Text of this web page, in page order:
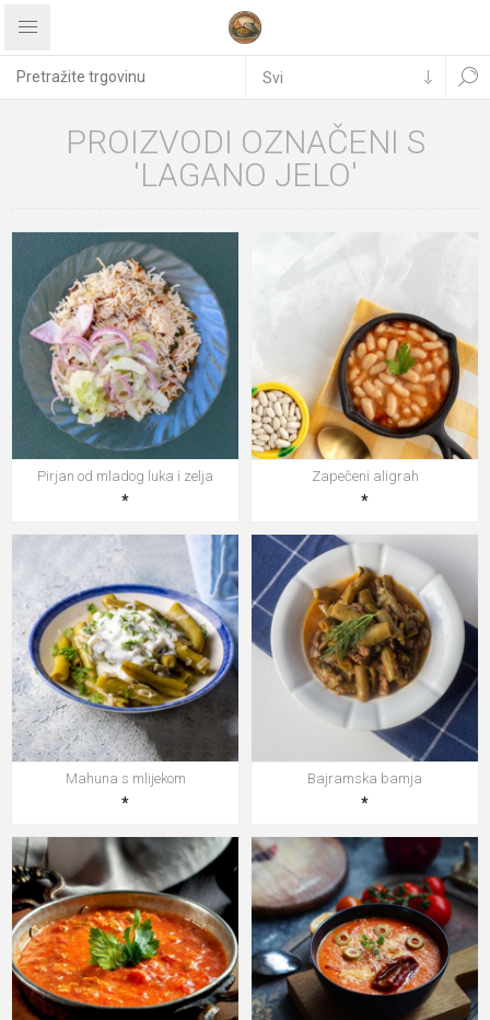
PROIZVODI OZNAČENI S
'LAGANO JELO'
Pirjan od mladog luka i zelja
*
Zapečeni aligrah
*
Mahuna s mlijekom
*
Bajramska bamja
*